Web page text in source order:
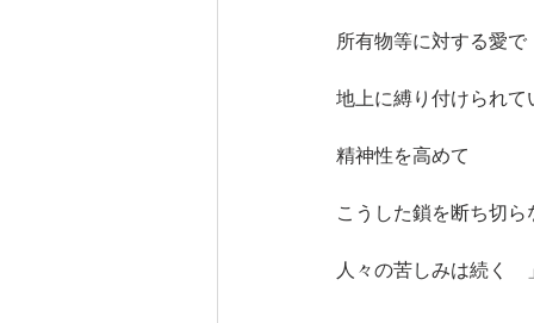
所有物等に対する愛で
地上に縛り付けられて
精神性を高めて
こうした鎖を断ち切ら
人々の苦しみは続く　